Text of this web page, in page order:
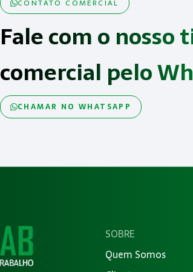
CONTATO COMERCIAL
Fale com o nosso
comercial pelo
CHAMAR NO WHATSAPP
SOBRE
Quem Somos